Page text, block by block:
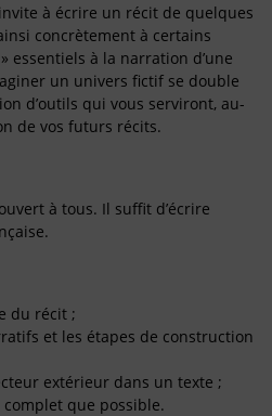
à écrire un récit de quelques
concrètement à certains
essentiels à la narration d’une
un univers fictif se double
d’outils qui vous serviront, au-
de vos futurs récits.
à tous. Il suffit d’écrire
du récit ;
et les étapes de construction
extérieur dans un texte ;
que possible.